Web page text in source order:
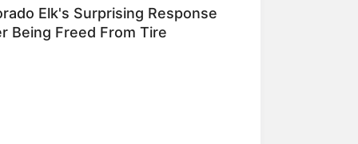
Mainstream, 10 Cara
Barang Belanjaan
Elk's Surprising Response
Being Freed From Tire